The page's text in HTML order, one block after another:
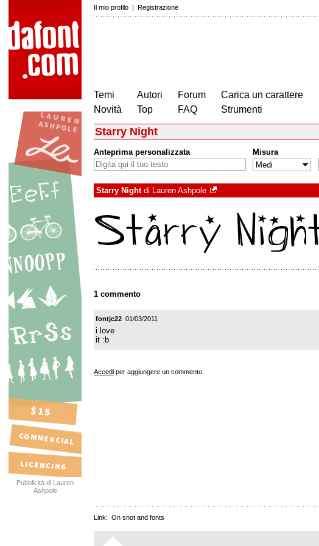
Il mio profilo | Registrazione
Temi
Novità
Autori
Top
Forum
FAQ
Carica un carattere
Strumenti
Pubblicità di Lauren
Ashpole
Starry Night
Anteprima personalizzata Misura
Starry Nightdi Lauren Ashpole
1 commento
fontjc22 01/03/2011
i love
it :b
Accedi per aggiungere un commento.
Link: On snot and fonts